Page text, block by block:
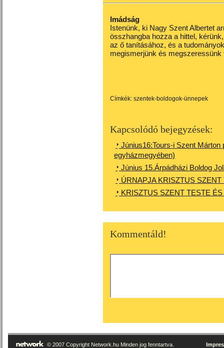
Imádság
Istenünk, ki Nagy Szent Albertet
összhangba hozza a hittel,
az ő tanításához, és a
megismerjünk és megszeressünk
Címkék: szentek-boldogok-ünnepek
Kapcsolódó bejegyzések:
Június16:Tours-i Szent
egyházmegyében)
Június 15.Árpádházi Boldog
ÚRNAPJA KRISZTUS
KRISZTUS SZENT TESTE
Kommentáld!
© 2007 Copyright Network.hu Minden jog fenntartva.